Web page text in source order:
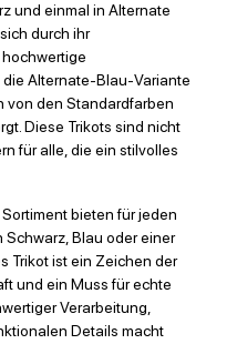
und einmal in Alternate
durch ihr
Alternate-Blau-Variante
von den Standardfarben
Diese Trikots sind nicht
für alle, die ein stilvolles
bieten für jeden
Blau oder einer
Trikot ist ein Zeichen der
und ein Muss für echte
Verarbeitung,
Details macht